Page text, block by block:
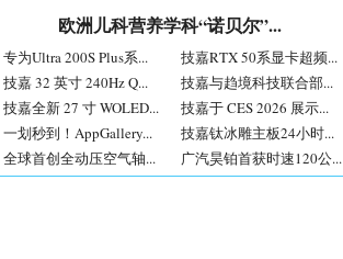
欧洲儿科营养学科“诺贝尔”...
专为Ultra 200S Plus系...
技嘉RTX 50系显卡超频...
技嘉 32 英寸 240Hz Q...
技嘉与趋境科技联合部...
技嘉全新 27 寸 WOLED...
技嘉于 CES 2026 展示...
一划秒到！AppGallery...
技嘉钛冰雕主板24小时...
全球首创全动压空气轴...
广汽昊铂首获时速120公...